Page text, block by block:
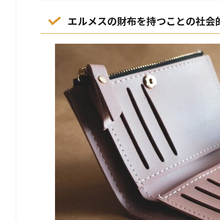
エルメスの財布を持つことの社会